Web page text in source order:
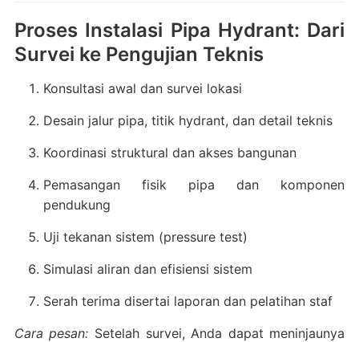
Proses Instalasi Pipa Hydrant: Dari
Survei ke Pengujian Teknis
Konsultasi awal dan survei lokasi
Desain jalur pipa, titik hydrant, dan detail teknis
Koordinasi struktural dan akses bangunan
Pemasangan fisik pipa dan komponen
pendukung
Uji tekanan sistem (pressure test)
Simulasi aliran dan efisiensi sistem
Serah terima disertai laporan dan pelatihan staf
Cara pesan: Setelah survei, Anda dapat meninjaunya